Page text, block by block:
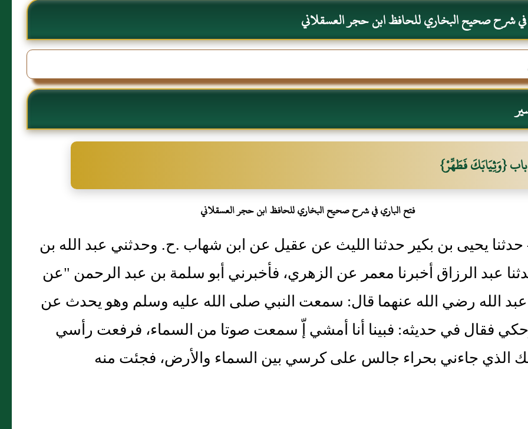
في شرح صحيح البخاري للحافظ ابن حجر العسقلاني
باب {وَثِيَابَكَ فَطَهِّرْ}
فتح الباري في شرح صحيح البخاري للحافظ ابن حجر العسقلاني
حدثنا يحيى بن بكير حدثنا الليث عن عقيل عن ابن شهاب .ح. وحدثني عبد الله بن
عبد الرزاق أخبرنا معمر عن الزهري، فأخبرني أبو سلمة بن عبد الرحمن "عن
الله رضي الله عنهما قال: سمعت النبي صلى الله عليه وسلم وهو يحدث عن
فقال في حديثه: فبينا أنا أمشي إّ سمعت صوتا من السماء، فرفعت رأسي
الذي جاءني بحراء جالس على كرسي بين السماء والأرض، فجئت منه